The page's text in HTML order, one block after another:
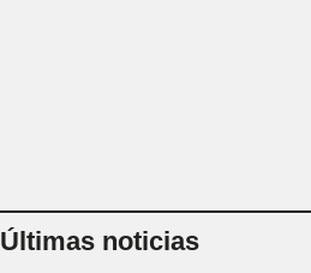
Últimas noticias